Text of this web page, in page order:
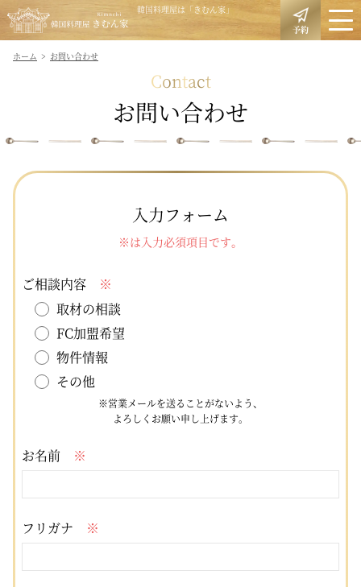
韓国料理屋は「きむん家」
予約
ホーム お問い合わせ
Contact
お問い合わせ
入力フォーム
※は入力必須項目です。
ご相談内容
※
取材の相談
FC加盟希望
物件情報
その他
※営業メールを送ることがないよう、
よろしくお願い申し上げます。
お名前 ※
フリガナ ※